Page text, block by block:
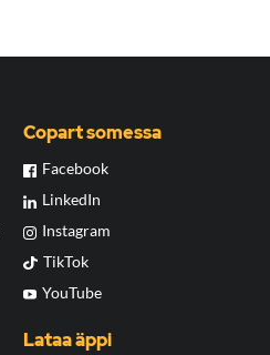
Copart somessa
Facebook
LinkedIn
Instagram
TikTok
YouTube
Lataa äppi